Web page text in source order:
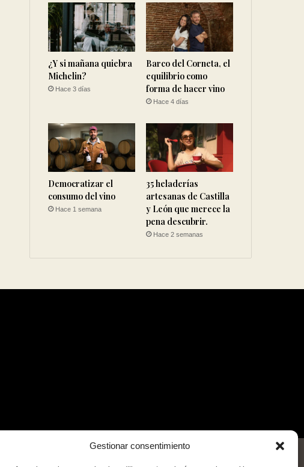
Gestionar consentimiento
¿Y si mañana quiebra
Michelin?
Hace 3 días
Barco del Corneta, el
equilibrio como
forma de hacer vino
Hace 4 días
Democratizar el
consumo del vino
Hace 1 semana
35 heladerías
artesanas de Castilla
y León que merece la
pena descubrir.
Hace 2 semanas